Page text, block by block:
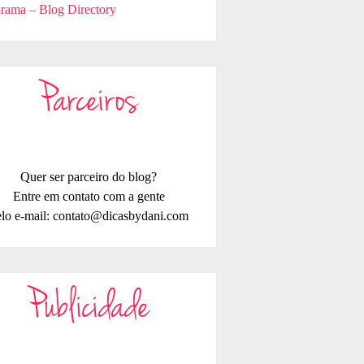
– Blog Directory
Parceiros
Quer ser parceiro do blog?
Entre em contato com a gente
e-mail: contato@dicasbydani.com
Publicidade